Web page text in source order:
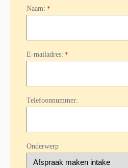
Naam: *
E-mailadres: *
Telefoonnummer:
Onderwerp